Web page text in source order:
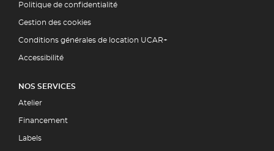
Politique de confidentialité
Gestion des cookies
Conditions générales de location UCAR+
Accessibilité
NOS SERVICES
Atelier
Financement
Labels